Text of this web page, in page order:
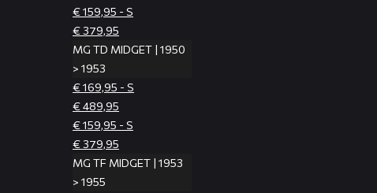
€ 159,95 - S
€ 379,95
MG TD MIDGET | 1950
> 1953
€ 169,95 - S
€ 489,95
€ 159,95 - S
€ 379,95
MG TF MIDGET | 1953
> 1955